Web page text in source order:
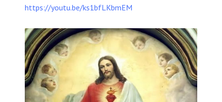
https://youtu.be/ks1bfLKbmEM